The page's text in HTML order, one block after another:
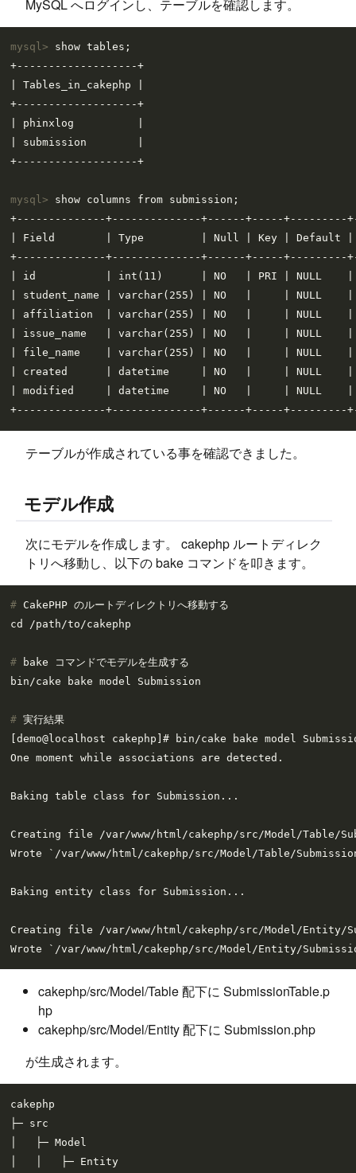
MySQL へログインし、テーブルを確認します。
mysql> show tables;
+-------------------+
| Tables_in_cakephp |
+-------------------+
| phinxlog          |
| submission        |
mysql> show columns from submission;
+--------------+--------------+------+-----+---------
| Field        | Type         | Null | Key |
+--------------+--------------+------+-----+---------
| id           | int(11)      | NO   | PRI | NULL    |
| student_name | varchar(255) | NO   |     |
| affiliation  | varchar(255) | NO   |     |
| issue_name   | varchar(255) | NO   |     |
| file_name    | varchar(255) | NO   |     |
| created      | datetime     | NO   |     |
| modified     | datetime     | NO   |     |
テーブルが作成されている事を確認できました。
モデル作成
次にモデルを作成します。 cakephp ルートディレク
トリへ移動し、以下の bake コマンドを叩きます。
# CakePHP のルートディレクトリへ移動する
#
bake コマンドでモデルを生成する
# 実行結果
[demo@localhost cakephp]# bin/cake bake model
One moment while associations are detected.
Baking table class for Submission...
Creating file /var/www/html/cakephp/src/Model/Table/
Wrote `/var/www/html/cakephp/src/Model/Table/
Baking entity class for Submission...
Creating file /var/www/html/cakephp/src/Model/Entity/
cakephp/src/Model/Table 配下に SubmissionTable.p
hp
cakephp/src/Model/Entity 配下に Submission.php
が生成されます。
cakephp
├─ src
│   ├─ Model
│   │   ├─ Entity